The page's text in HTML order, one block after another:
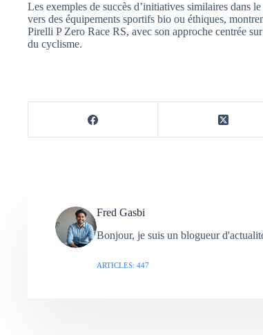
Les exemples de succès d’initiatives similaires dans
vers des équipements sportifs bio ou éthiques,
Pirelli P Zero Race RS, avec son approche centrée
du cyclisme.
Fred Gasbi
Bonjour, je suis un blogueur
ARTICLES: 447